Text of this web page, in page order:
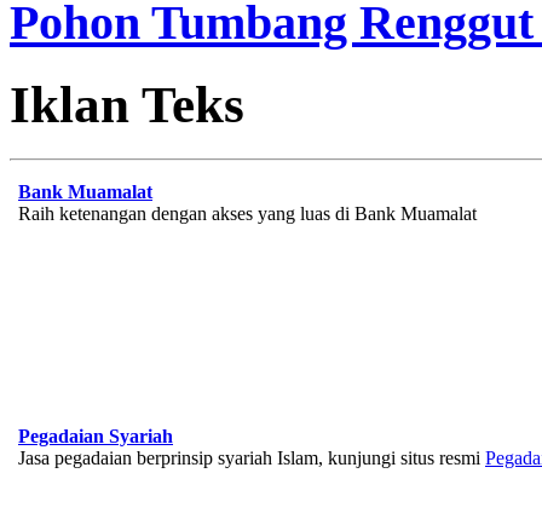
Pohon Tumbang
Iklan Teks
Bank Muamalat
Raih ketenangan dengan akses yang luas di Bank Muamalat
Pegadaian Syariah
Jasa pegadaian berprinsip syariah Islam, kunjungi situs resmi